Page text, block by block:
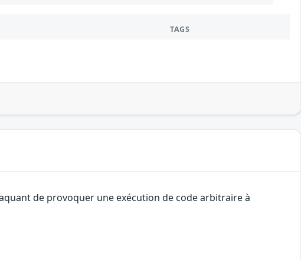
TAGS
de provoquer une exécution de code arbitraire à